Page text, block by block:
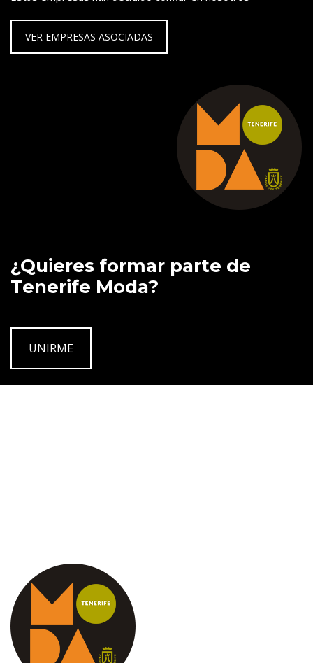
VER EMPRESAS ASOCIADAS
¿Quieres formar parte de
Tenerife Moda?
UNIRME